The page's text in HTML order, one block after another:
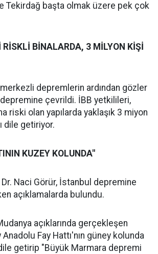
Tekirdağ başta olmak üzere pek çok
RİSKLİ BİNALARDA, 3 MİLYON KİŞİ
depremlerin ardından gözler
çevrildi. İBB yetkilileri,
riski olan yapılarda yaklaşık 3 miyon
dile getiriyor.
KUZEY KOLUNDA"
Naci Görür, İstanbul depremine
açıklamalarda bulundu.
açıklarında gerçekleşen
Fay Hattı'nın güney kolunda
getirip "Büyük Marmara depremi